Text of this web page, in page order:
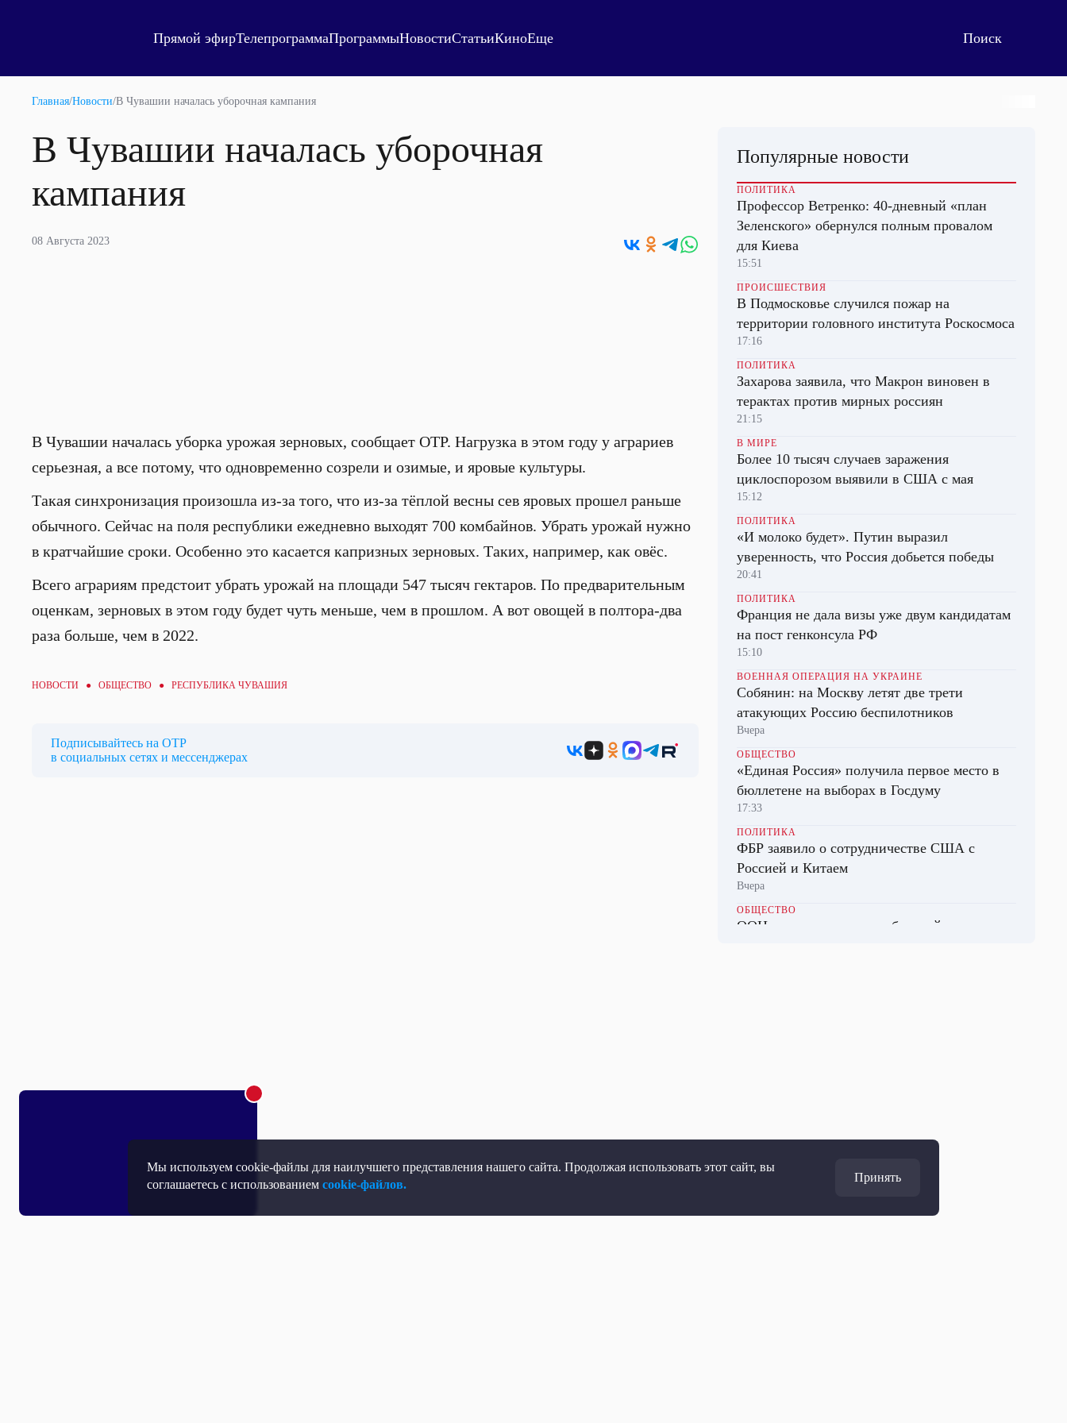
Мы используем cookie-файлы для наилучшего представления нашего сайта. Продолжая использовать этот сайт, вы
соглашаетесь с использованиемcookie-файлов.
Принять
Прямой эфирТелепрограммаПрограммыНовостиСтатьиКиноЕще
Главная/Новости/В Чувашии началась уборочная кампания
В Чувашии началась уборочная
кампания
08 Августа 2023
В Чувашии началась уборка урожая зерновых, сообщает ОТР. Нагрузка в этом году у аграриев
серьезная, а все потому, что одновременно созрели и озимые, и яровые культуры.
Такая синхронизация произошла из-за того, что из-за тёплой весны сев яровых прошел раньше
обычного. Сейчас на поля республики ежедневно выходят 700 комбайнов. Убрать урожай нужно
в кратчайшие сроки. Особенно это касается капризных зерновых. Таких, например, как овёс.
Всего аграриям предстоит убрать урожай на площади 547 тысяч гектаров. По предварительным
оценкам, зерновых в этом году будет чуть меньше, чем в прошлом. А вот овощей в полтора-два
раза больше, чем в 2022.
НОВОСТИ ● ОБЩЕСТВО ● РЕСПУБЛИКА ЧУВАШИЯ
Подписывайтесь на ОТР
в социальных сетях и мессенджерах
Популярные новости
ПОЛИТИКА
Профессор Ветренко: 40-дневный «план
Зеленского» обернулся полным провалом
для Киева
15:51
ПРОИСШЕСТВИЯ
В Подмосковье случился пожар на
территории головного института Роскосмоса
17:16
ПОЛИТИКА
Захарова заявила, что Макрон виновен в
терактах против мирных россиян
21:15
В МИРЕ
Более 10 тысяч случаев заражения
циклоспорозом выявили в США с мая
15:12
ПОЛИТИКА
«И молоко будет». Путин выразил
уверенность, что Россия добьется победы
20:41
ПОЛИТИКА
Франция не дала визы уже двум кандидатам
на пост генконсула РФ
15:10
ВОЕННАЯ ОПЕРАЦИЯ НА УКРАИНЕ
Собянин: на Москву летят две трети
атакующих Россию беспилотников
Вчера
ОБЩЕСТВО
«Единая Россия» получила первое место в
бюллетене на выборах в Госдуму
17:33
ПОЛИТИКА
ФБР заявило о сотрудничестве США с
Россией и Китаем
Вчера
ОБЩЕСТВО
ООН предупредила о глобальной угрозе